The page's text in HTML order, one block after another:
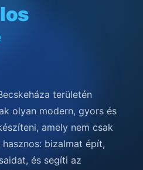
területén
olyan modern, gyors és
amely nem csak
bizalmat épít,
és segíti az